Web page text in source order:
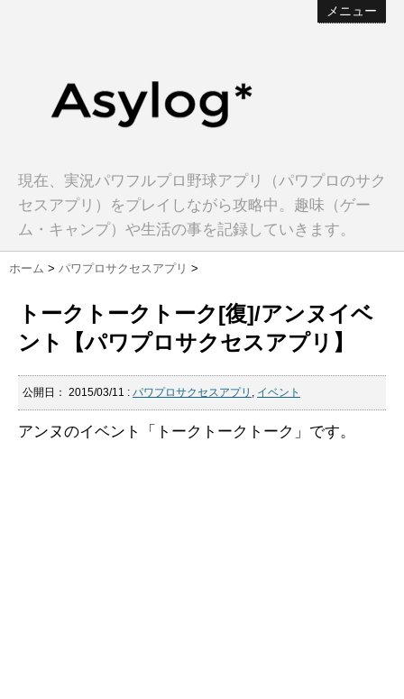
メニュー
現在、実況パワフルプロ野球アプリ（パワプロのサク
セスアプリ）をプレイしながら攻略中。趣味（ゲー
ム・キャンプ）や生活の事を記録していきます。
ホーム > パワプロサクセスアプリ >
トークトークトーク[復]/アンヌイベ
ント【パワプロサクセスアプリ】
公開日： 2015/03/11 : パワプロサクセスアプリ , イベント
アンヌのイベント「トークトークトーク」です。